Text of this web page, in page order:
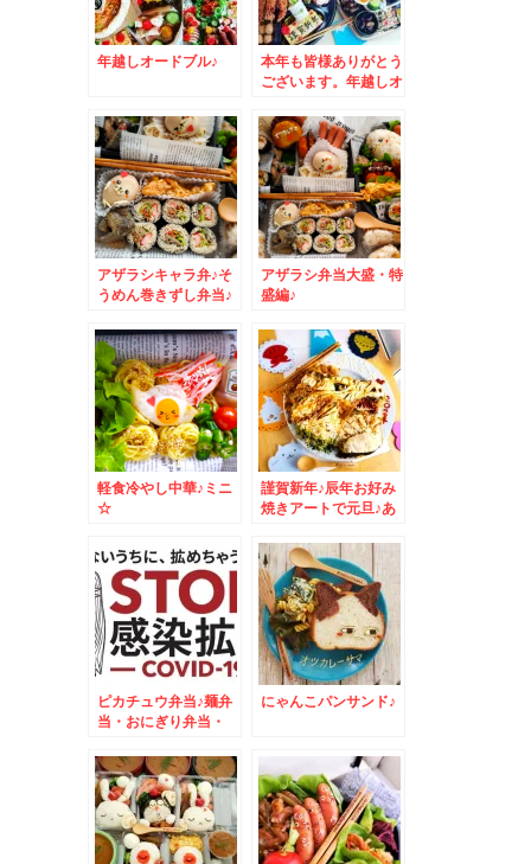
年越しオードブル♪
本年も皆様ありがとう
ございます。年越しオ
アザラシキャラ弁♪そ
うめん巻きずし弁当♪
アザラシ弁当大盛・特
盛編♪
軽食冷やし中華♪ミニ
☆
謹賀新年♪辰年お好み
焼きアートで元旦♪あ
ざいます！！
ピカチュウ弁当♪麺弁
当・おにぎり弁当・
色々
にゃんこパンサンド♪